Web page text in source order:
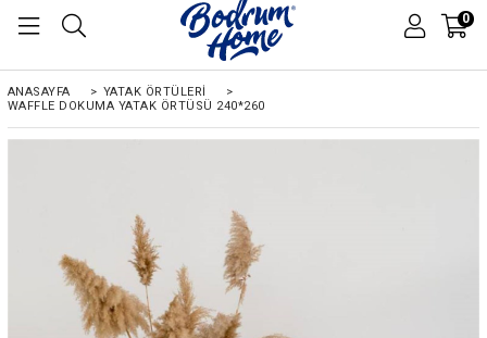
0
ANASAYFA > YATAK ÖRTÜLERİ
>
WAFFLE DOKUMA YATAK ÖRTÜSÜ 240*260